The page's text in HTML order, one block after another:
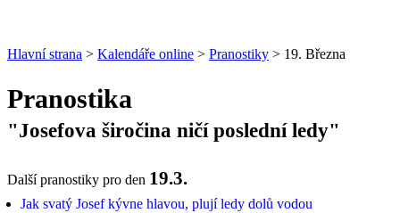
Hlavní strana > Kalendáře online > Pranostiky > 19. Března
Pranostika
"Josefova širočina ničí poslední ledy"
Další pranostiky pro den 19.3.
Jak svatý Josef kývne hlavou, plují ledy dolů vodou